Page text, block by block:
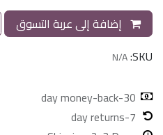
إضافة إلى عربة التسوق
SKU:
N/A
30-day money-back
7-day returns